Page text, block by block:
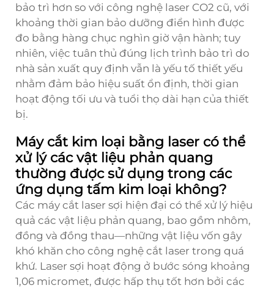
bảo trì hơn so với công nghệ laser CO2 cũ, với
khoảng thời gian bảo dưỡng điển hình được
đo bằng hàng chục nghìn giờ vận hành; tuy
nhiên, việc tuân thủ đúng lịch trình bảo trì do
nhà sản xuất quy định vẫn là yếu tố thiết yếu
nhằm đảm bảo hiệu suất ổn định, thời gian
hoạt động tối ưu và tuổi thọ dài hạn của thiết
bị.
Máy cắt kim loại bằng laser có thể
xử lý các vật liệu phản quang
thường được sử dụng trong các
ứng dụng tấm kim loại không?
Các máy cắt laser sợi hiện đại có thể xử lý hiệu
quả các vật liệu phản quang, bao gồm nhôm,
đồng và đồng thau—những vật liệu vốn gây
khó khăn cho công nghệ cắt laser trong quá
khứ. Laser sợi hoạt động ở bước sóng khoảng
1,06 micromet, được hấp thụ tốt hơn bởi các